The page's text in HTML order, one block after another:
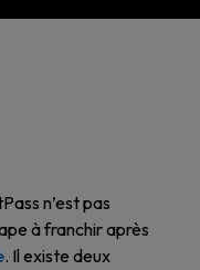
n’est pas
à franchir après
. Il existe deux